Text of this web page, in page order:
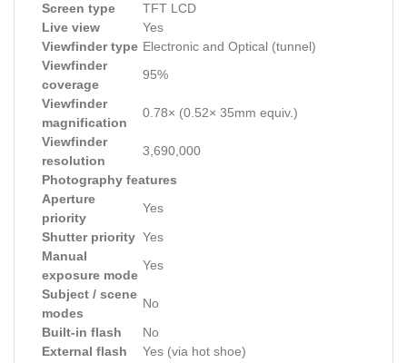
Screen type
TFT LCD
Live view
Yes
Viewfinder type Electronic and Optical (tunnel)
Viewfinder
coverage
95%
Viewfinder
magnification
0.78× (0.52× 35mm equiv.)
Viewfinder
resolution
3,690,000
Photography features
Aperture
priority
Yes
Shutter priority Yes
Manual
exposure mode
Yes
Subject / scene
modes
No
Built-in flash
No
External flash
Yes (via hot shoe)